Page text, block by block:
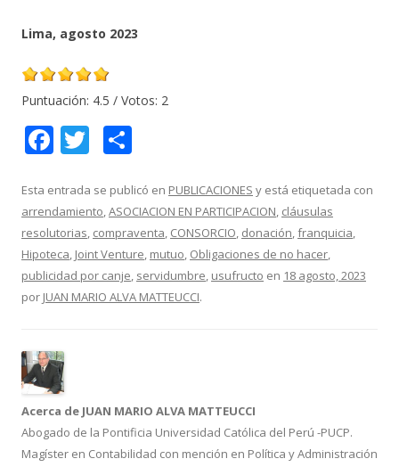
Lima, agosto 2023
Puntuación: 4.5 / Votos: 2
F
ac
e
b
o
o
k
T
w
itt
er
m
p
ar
ti
r
Esta entrada se publicó en PUBLICACIONES y está etiquetada con
arrendamiento ASOCIACION EN PARTICIPACION cláusulas
resolutorias compraventa CONSORCIO donación franquicia
Hipoteca Joint Venture mutuo Obligaciones de no hacer
publicidad por canje servidumbre usufructo en 18 agosto, 2023
por JUAN MARIO ALVA MATTEUCCI.
Acerca de JUAN MARIO ALVA MATTEUCCI
Abogado de la Pontificia Universidad Católica del Perú -PUCP.
Magíster en Contabilidad con mención en Política y Administración